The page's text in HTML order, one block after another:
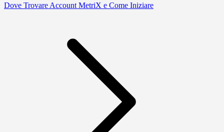
Dove Trovare Account MetriX e Come Iniziare